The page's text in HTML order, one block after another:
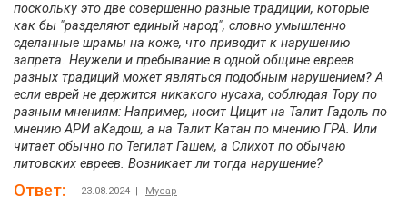
поскольку это две совершенно разные традиции, которые
как бы "разделяют единый народ", словно умышленно
сделанные шрамы на коже, что приводит к нарушению
запрета. Неужели и пребывание в одной общине евреев
разных традиций может являться подобным нарушением? А
если еврей не держится никакого нусаха, соблюдая Тору по
разным мнениям: Например, носит Цицит на Талит Гадоль по
мнению АРИ аКадош, а на Талит Катан по мнению ГРА. Или
читает обычно по Тегилат Гашем, а Слихот по обычаю
литовских евреев. Возникает ли тогда нарушение?
Ответ: 23.08.2024 | Мусар